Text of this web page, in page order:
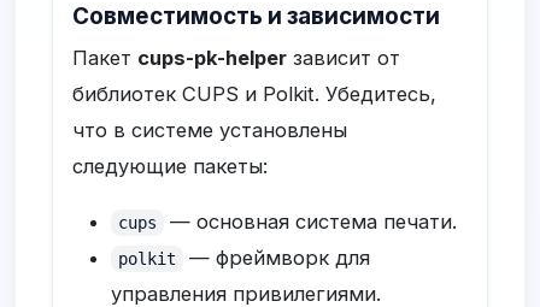
Совместимость и зависимости
Пакет cups-pk-helper зависит от
библиотек CUPS и Polkit. Убедитесь,
что в системе установлены
следующие пакеты:
cups — основная система печати.
polkit
— фреймворк для
управления привилегиями.